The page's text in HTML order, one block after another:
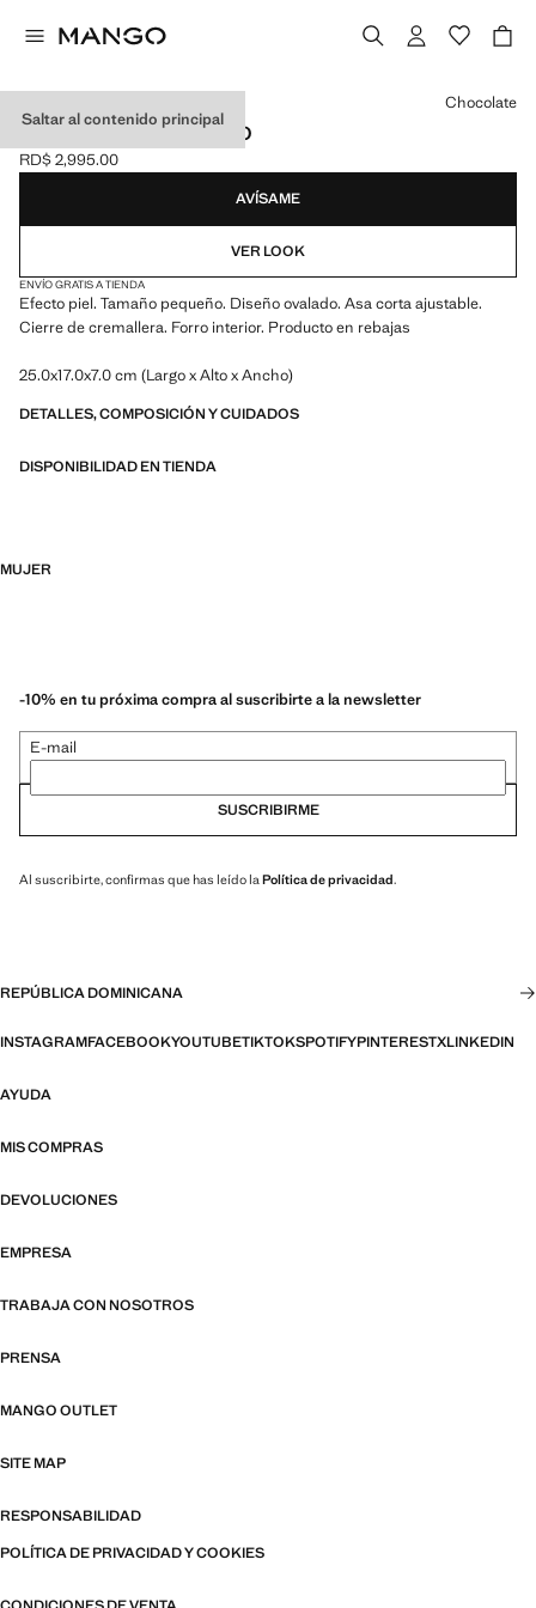
Saltar al contenido principal
BOLSO MANO OVALADO
Precio actual [RD$ 2,995.00 ]
RD$ 2,995.00
Selecciona un color
Chocolate
AVÍSAME
VER LOOK
ENVÍO GRATIS A TIENDA
Efecto piel. Tamaño pequeño. Diseño ovalado. Asa corta ajustable.
Cierre de cremallera. Forro interior. Producto en rebajas
25.0x17.0x7.0 cm (Largo x Alto x Ancho)
DETALLES, COMPOSICIÓN Y CUIDADOS
DISPONIBILIDAD EN TIENDA
MUJER
-10% en tu próxima compra al suscribirte a la newsletter
E-mail
SUSCRIBIRME
Al suscribirte, confirmas que has leído la Política de privacidad.
REPÚBLICA DOMINICANA
INSTAGRAMFACEBOOKYOUTUBETIKTOKSPOTIFYPINTERESTXLINKEDIN
AYUDA
MIS COMPRAS
DEVOLUCIONES
EMPRESA
TRABAJA CON NOSOTROS
PRENSA
MANGO OUTLET
SITE MAP
RESPONSABILIDAD
POLÍTICA DE PRIVACIDAD Y COOKIES